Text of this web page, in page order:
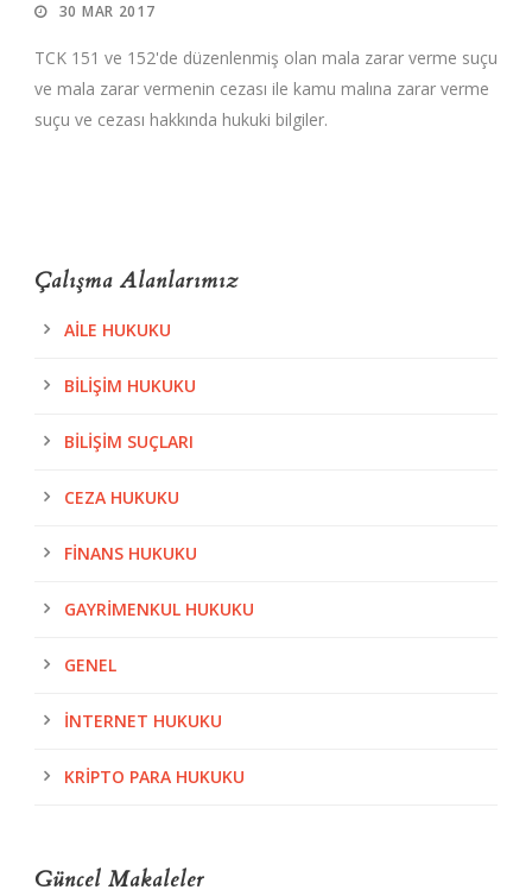
30 MAR 2017
TCK 151 ve 152'de düzenlenmiş olan mala zarar verme suçu
ve mala zarar vermenin cezası ile kamu malına zarar verme
suçu ve cezası hakkında hukuki bilgiler.
Çalışma Alanlarımız
AILE HUKUKU
BILIŞIM HUKUKU
BILIŞIM SUÇLARI
CEZA HUKUKU
FINANS HUKUKU
GAYRIMENKUL HUKUKU
GENEL
İNTERNET HUKUKU
KRIPTO PARA HUKUKU
Güncel Makaleler